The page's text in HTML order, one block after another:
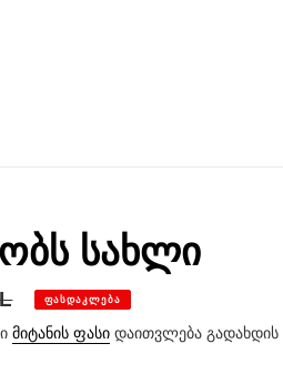
სახლი
ᲤᲐᲡᲓᲐᲙᲚᲔᲑᲐ
მიტანის ფასი დაითვლება